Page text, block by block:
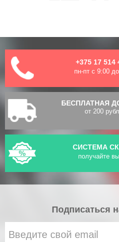
+375 17 514
пн-пт с 9:00
БЕСПЛАТНАЯ
от 200
СИСТЕМА
получайте
Подписаться